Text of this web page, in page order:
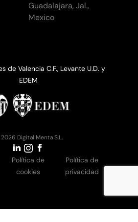
Guadalajara, Jal.,
Mexico
de Valencia C.F., Levante U.D. y
EDEM
Digital Menta S.L.
Política de
cookies
Política de
privacidad